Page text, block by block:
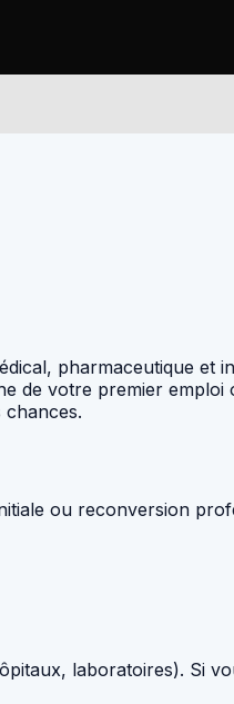
pharmaceutique et
de votre premier emploi
ou reconversion
laboratoires). Si